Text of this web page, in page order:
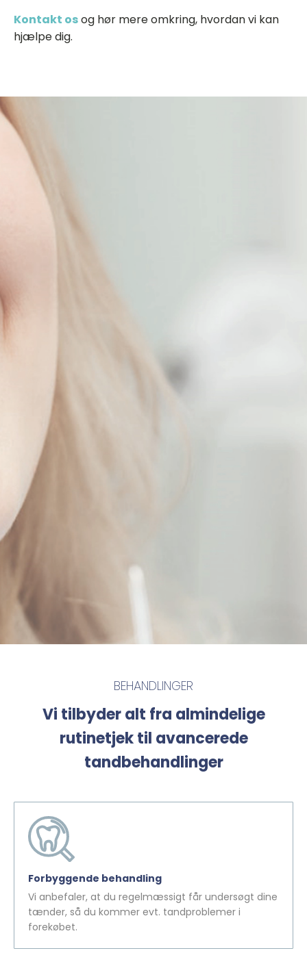
Kontakt osog hør mere omkring, hvordan vi kan
hjælpe dig.
BEHANDLINGER
Vi tilbyder alt fra almindelige
rutinetjek til avancerede
tandbehandlinger
Forbyggende behandling
Vi anbefaler, at du regelmæssigt får undersøgt dine
tænder, så du kommer evt. tandproblemer i
forekøbet.